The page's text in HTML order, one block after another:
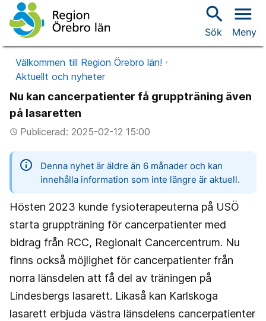
search
Sök
menu
Meny
Välkommen till Region Örebro län!
Aktuellt och nyheter
Nu kan cancerpatienter få gruppträning även
på lasaretten
access_timePublicerad: 2025-02-12 15:00
information
Denna nyhet är äldre än 6 månader och kan
innehålla information som inte längre är aktuell.
Hösten 2023 kunde fysioterapeuterna på USÖ
starta gruppträning för cancerpatienter med
bidrag från RCC, Regionalt Cancercentrum. Nu
finns också möjlighet för cancerpatienter från
norra länsdelen att få del av träningen på
Lindesbergs lasarett. Likaså kan Karlskoga
lasarett erbjuda västra länsdelens cancerpatienter